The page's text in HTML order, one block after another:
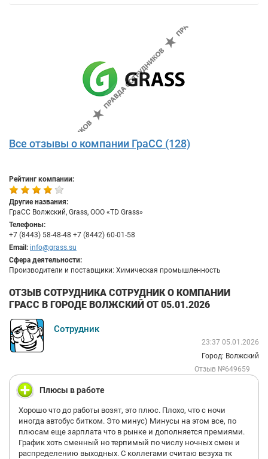
Все отзывы о компании ГраСС (128)
Рейтинг компании:
Другие названия:
ГраСС Волжский, Grass, OOO «TD Grass»
Телефоны:
+7 (8443) 58-48-48 +7 (8442) 60-01-58
Email: info@grass.su
Сфера деятельности:
Производители и поставщики: Химическая промышленность
ОТЗЫВ СОТРУДНИКА СОТРУДНИК О КОМПАНИИ
ГРАСС В ГОРОДЕ ВОЛЖСКИЙ ОТ 05.01.2026
Сотрудник
23:37 05.01.2026
Город: Волжский
Отзыв №649659
Плюсы в работе
Хорошо что до работы возят, это плюс. Плохо, что с ночи
иногда автобус битком. Это минус) Минусы на этом все, по
плюсам еще зарплата что в рынке и дополняется премиями.
График хоть сменный но терпимый по числу ночных смен и
распределению выходных. С коллегами считаю везуха тк